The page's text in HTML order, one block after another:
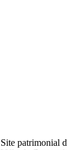
Site patrimonial